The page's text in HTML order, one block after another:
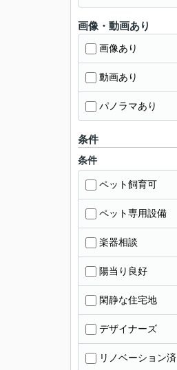
画像・動画あり
画像あり
動画あり
パノラマあり
条件
条件
ペット飼育可
ペット専用設備
楽器相談
陽当り良好
閑静な住宅地
デザイナーズ
リノベーション済